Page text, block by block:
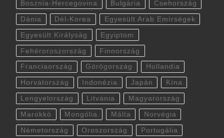
Bosznia-Hercegovina Bulgária Csehország
Dánia Dél-Korea Egyesült Arab Emírségek
Egyesült Királyság Egyiptom
Fehéroroszország Finnország
Franciaország Görögország Hollandia
Horvátország Indonézia Japán Kína
Lengyelország Litvánia Magyarország
Marokkó Mongólia Málta Norvégia
Németország Oroszország Portugália